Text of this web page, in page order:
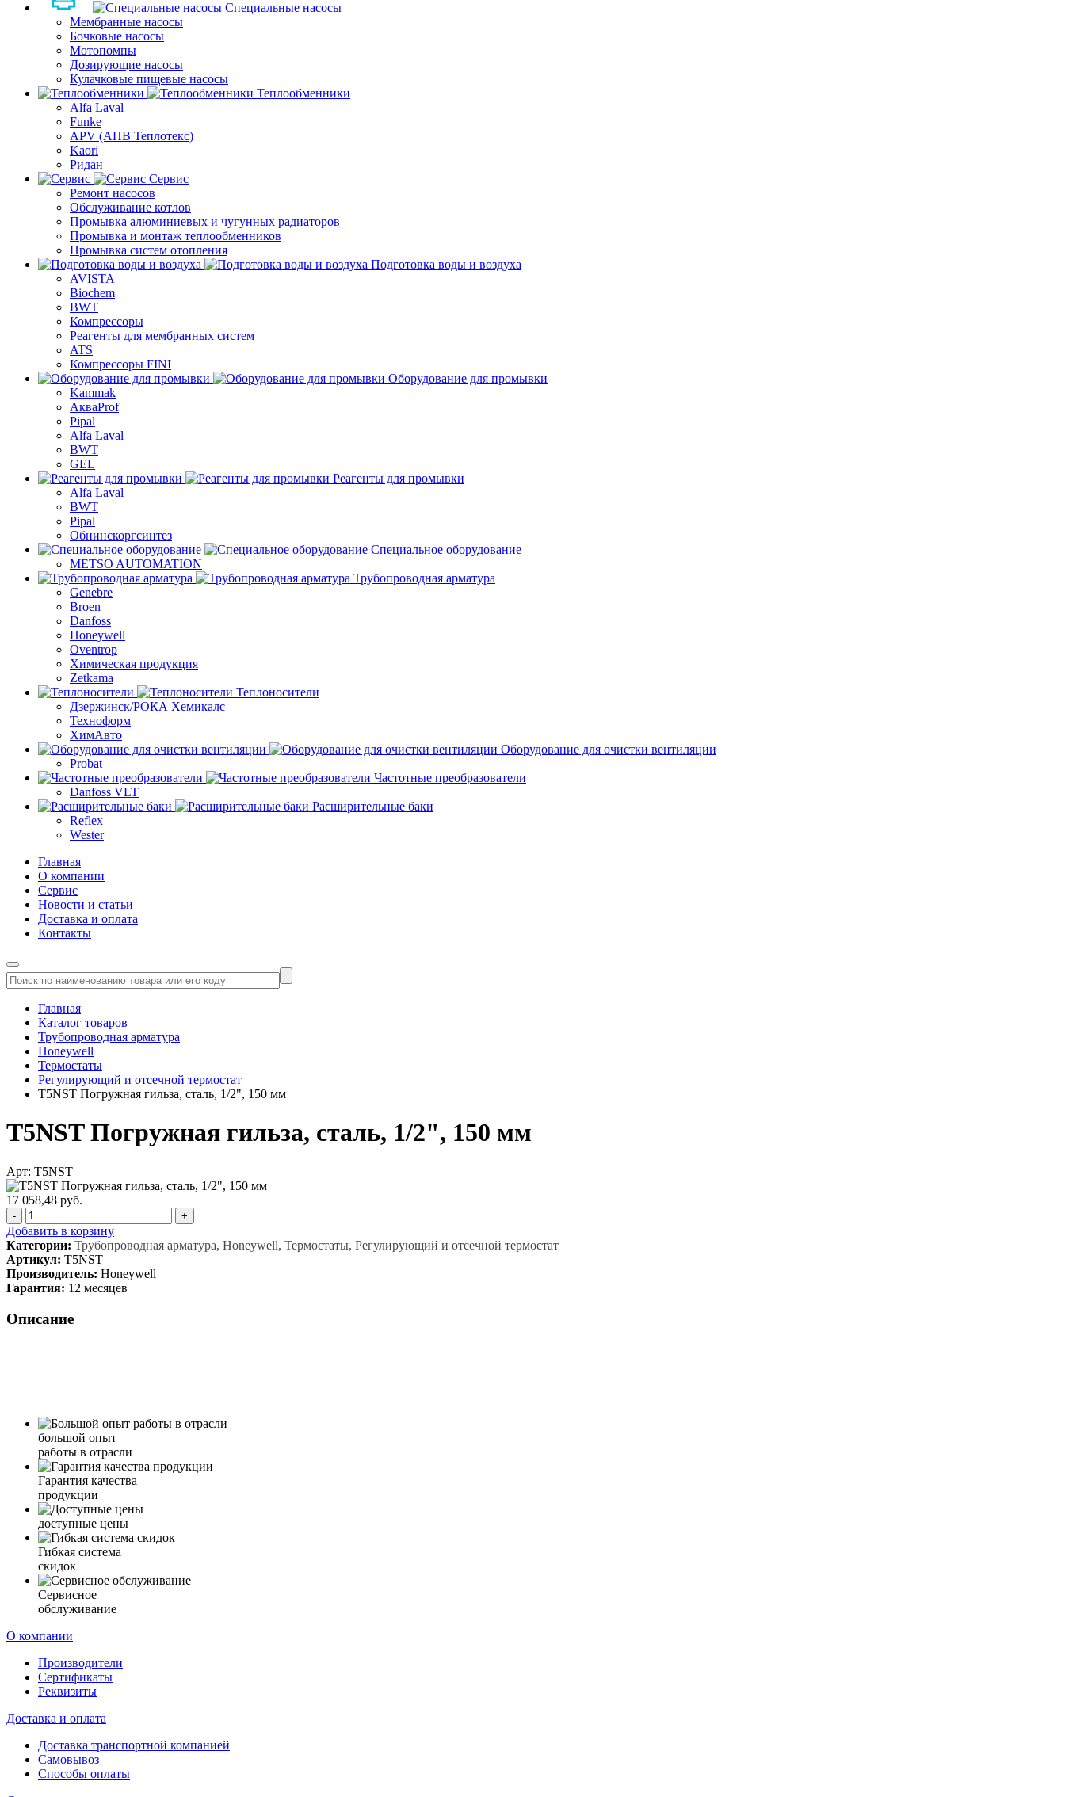
Специальные насосы
Мембранные насосы
Бочковые насосы
Мотопомпы
Дозирующие насосы
Кулачковые пищевые насосы
Теплообменники
Alfa Laval
Funke
APV (АПВ Теплотекс)
Kaori
Ридан
Сервис
Ремонт насосов
Обслуживание котлов
Промывка алюминиевых и чугунных радиаторов
Промывка и монтаж теплообменников
Промывка систем отопления
Подготовка воды и воздуха
AVISTA
Biochem
BWT
Компрессоры
Реагенты для мембранных систем
ATS
Компрессоры FINI
Оборудование для промывки
Kammak
АкваProf
Pipal
Alfa Laval
BWT
GEL
Реагенты для промывки
Alfa Laval
BWT
Pipal
Обнинскоргсинтез
Специальное оборудование
METSO AUTOMATION
Трубопроводная арматура
Genebre
Broen
Danfoss
Honeywell
Oventrop
Химическая продукция
Zetkama
Теплоносители
Дзержинск/РОКА Хемикалс
Техноформ
ХимАвто
Оборудование для очистки вентиляции
Probat
Частотные преобразователи
Danfoss VLT
Расширительные баки
Reflex
Wester
Главная
О компании
Сервис
Новости и статьи
Доставка и оплата
Контакты
Главная
Каталог товаров
Трубопроводная арматура
Honeywell
Термостаты
Регулирующий и отсечной термостат
T5NST Погружная гильза, сталь, 1/2", 150 мм
T5NST Погружная гильза, сталь, 1/2", 150 мм
Арт: T5NST
17 058,48 руб.
- +
Добавить в корзину
Категории: Трубопроводная арматура, Honeywell, Термостаты, Регулирующий и отсечной термостат
Артикул: T5NST
Производитель: Honeywell
Гарантия: 12 месяцев
Описание
большой опыт
работы в отрасли
Гарантия качества
продукции
доступные цены
Гибкая система
скидок
Сервисное
обслуживание
О компании
Производители
Сертификаты
Реквизиты
Доставка и оплата
Доставка транспортной компанией
Самовывоз
Способы оплаты